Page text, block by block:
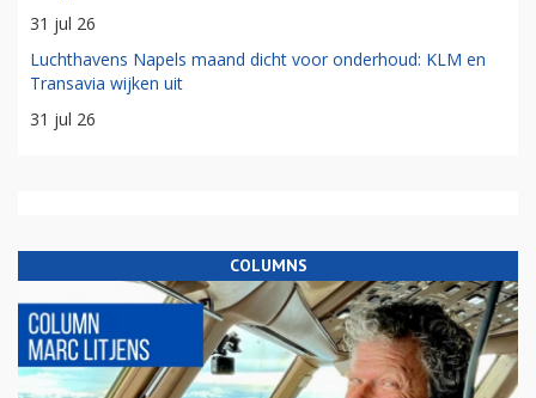
31 jul 26
Luchthavens Napels maand dicht voor onderhoud: KLM en
Transavia wijken uit
31 jul 26
COLUMNS